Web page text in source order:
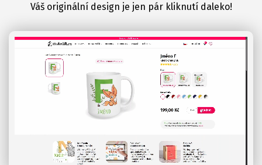
Váš originální design je jen pár kliknutí daleko!